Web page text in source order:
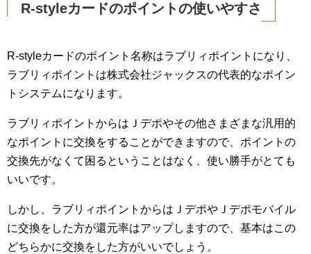
R-styleカードのポイントの使いやすさ
R-styleカードのポイント名称はラブリィポイントになり、
ラブリィポイントは株式会社ジャックスの代表的なポイン
トシステムになります。
ラブリィポイントからはＪデポやその他さまざまな汎用的
なポイントに交換をすることができますので、ポイントの
交換先がなくて困るということはなく、使い勝手がとても
いいです。
しかし、ラブリィポイントからはＪデポやＪデポモバイル
に交換をした方が還元率はアップしますので、基本はこの
どちらかに交換をした方がいいでしょう。